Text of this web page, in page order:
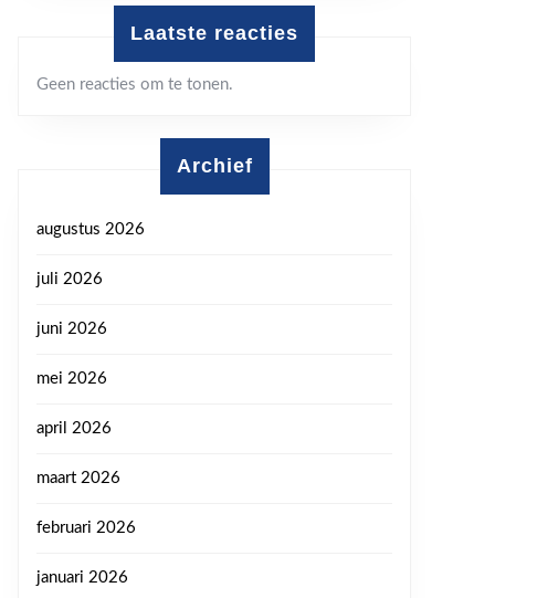
Laatste reacties
Geen reacties om te tonen.
Archief
augustus 2026
juli 2026
juni 2026
mei 2026
april 2026
maart 2026
februari 2026
januari 2026